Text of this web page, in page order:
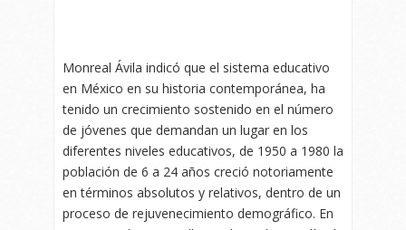
Monreal Ávila indicó que el sistema educativo
en México en su historia contemporánea, ha
tenido un crecimiento sostenido en el número
de jóvenes que demandan un lugar en los
diferentes niveles educativos, de 1950 a 1980 la
población de 6 a 24 años creció notoriamente
en términos absolutos y relativos, dentro de un
proceso de rejuvenecimiento demográfico. En